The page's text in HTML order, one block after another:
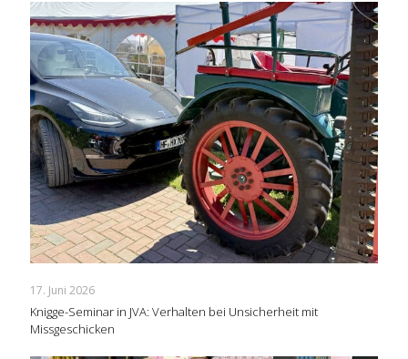
17. Juni 2026
Knigge-Seminar in JVA: Verhalten bei Unsicherheit mit
Missgeschicken